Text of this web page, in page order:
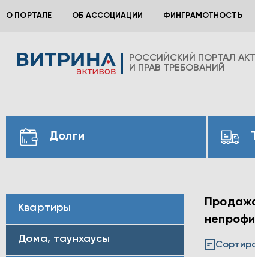
О ПОРТАЛЕ ОБ АССОЦИАЦИИ ФИНГРАМОТНОСТЬ
РОССИЙСКИЙ ПОРТАЛ
И ПРАВ ТРЕБОВАНИЙ
Долги
Квартиры
Дома, таунхаусы